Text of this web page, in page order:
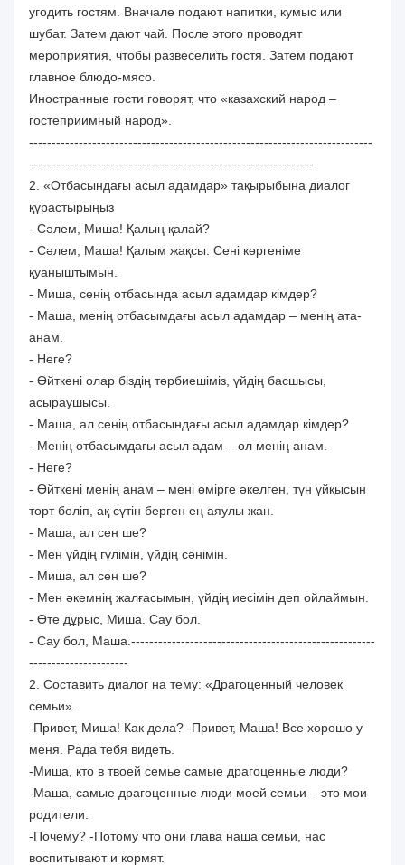
угодить гостям. Вначале подают напитки, кумыс или
шубат. Затем дают чай. После этого проводят
мероприятия, чтобы развеселить гостя. Затем подают
главное блюдо-мясо.
Иностранные гости говорят, что «казахский народ –
гостеприимный народ».
----------------------------------------------------------------------------
---------------------------------------------------------------
2. «Отбасындағы асыл адамдар» тақырыбына диалог
құрастырыңыз
- Сәлем, Миша! Қалың қалай?
- Сәлем, Маша! Қалым жақсы. Сені көргеніме
қуаныштымын.
- Миша, сенің отбасында асыл адамдар кімдер?
- Маша, менің отбасымдағы асыл адамдар – менің ата-
анам.
- Неге?
- Өйткені олар біздің тәрбиешіміз, үйдің басшысы,
асыраушысы.
- Маша, ал сенің отбасындағы асыл адамдар кімдер?
- Менің отбасымдағы асыл адам – ол менің анам.
- Неге?
- Өйткені менің анам – мені өмірге әкелген, түн ұйқысын
төрт бөліп, ақ сүтін берген ең аяулы жан.
- Маша, ал сен ше?
- Мен үйдің гүлімін, үйдің сәнімін.
- Миша, ал сен ше?
- Мен әкемнің жалғасымын, үйдің иесімін деп ойлаймын.
- Өте дұрыс, Миша. Сау бол.
- Сау бол, Маша.------------------------------------------------------
----------------------
2. Составить диалог на тему: «Драгоценный человек
семьи».
-Привет, Миша! Как дела? -Привет, Маша! Все хорошо у
меня. Рада тебя видеть.
-Миша, кто в твоей семье самые драгоценные люди?
-Маша, самые драгоценные люди моей семьи – это мои
родители.
-Почему? -Потому что они глава наша семьи, нас
воспитывают и кормят.